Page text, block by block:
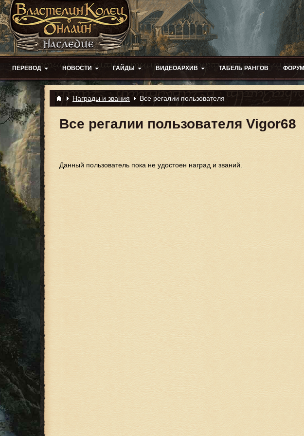
ПЕРЕВОД НОВОСТИ ГАЙДЫ ВИДЕОАРХИВ ТАБЕЛЬ РАНГОВ ФОРУМ
Награды и звания Все регалии пользователя
Все регалии пользователя Vigor68
Данный пользователь пока не удостоен наград и званий.